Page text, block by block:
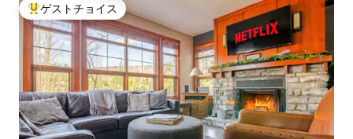
大好評のゲストチョイスです。
ゲストチョイス